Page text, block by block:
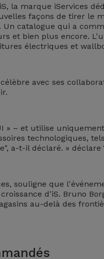
la marque iServices
façons de tirer le
catalogue qui a
et bien plus encore.
électriques et
avec ses
» – et utilise
technologiques,
a-t-il déclaré. »
souligne que
d'iS. Bruno
au-delà des